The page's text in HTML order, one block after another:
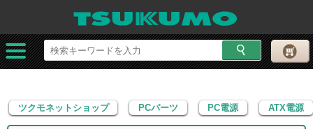
ツクモネットショップ PCパーツ ATX電源
ツクモネットショップ PCパーツ PC電源 ATX電源